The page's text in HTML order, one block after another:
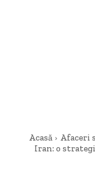
Acasă Afaceri
Iran: o